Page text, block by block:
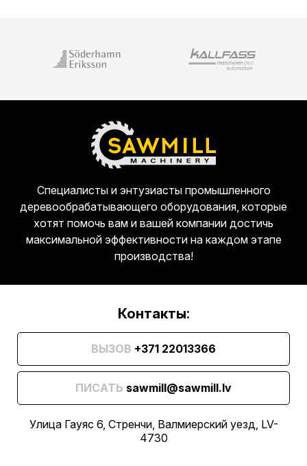
Специалисты и энтузиасты промышленного
деревообрабатывающего оборудования, которые
хотят помочь вам и вашей компании достичь
максимальной эффективности на каждом этапе
производства!
Контакты:
ВЫЗОВ +371 22013366
ПИСАТЬ sawmill@sawmill.lv
Улица Гауяс 6, Стренчи, Валмиерский уезд, LV-
4730